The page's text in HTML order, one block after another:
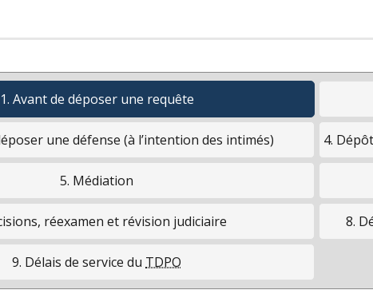
1. Avant de déposer une requête
une défense (à l’intention des intimés) 4.
5. Médiation
réexamen et révision judiciaire 8.
9. Délais de service du TDPO